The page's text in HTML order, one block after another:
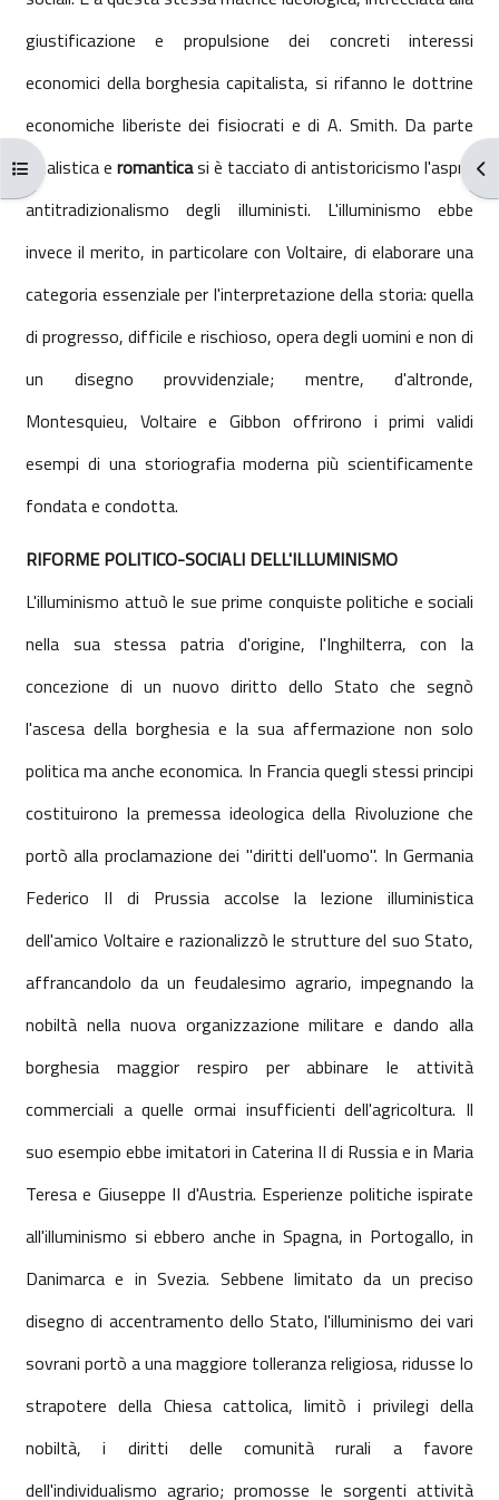
Apri indice del corso
giustificazione e propulsione dei concreti interessi
economici della borghesia capitalista, si rifanno le dottrine
economiche liberiste dei fisiocrati e di A. Smith. Da parte
idealistica e romanticasi è tacciato di antistoricismo l'aspro
antitradizionalismo degli illuministi. L'illuminismo ebbe
invece il merito, in particolare con Voltaire, di elaborare una
categoria essenziale per l'interpretazione della storia: quella
di progresso, difficile e rischioso, opera degli uomini e non di
un disegno provvidenziale; mentre, d'altronde,
Montesquieu, Voltaire e Gibbon offrirono i primi validi
esempi di una storiografia moderna più scientificamente
fondata e condotta.
RIFORME POLITICO-SOCIALI DELL'ILLUMINISMO
L'illuminismo attuò le sue prime conquiste politiche e sociali
nella sua stessa patria d'origine, l'Inghilterra, con la
concezione di un nuovo diritto dello Stato che segnò
l'ascesa della borghesia e la sua affermazione non solo
politica ma anche economica. In Francia quegli stessi principi
costituirono la premessa ideologica della Rivoluzione che
portò alla proclamazione dei "diritti dell'uomo". In Germania
Federico II di Prussia accolse la lezione illuministica
dell'amico Voltaire e razionalizzò le strutture del suo Stato,
affrancandolo da un feudalesimo agrario, impegnando la
nobiltà nella nuova organizzazione militare e dando alla
borghesia maggior respiro per abbinare le attività
commerciali a quelle ormai insufficienti dell'agricoltura. Il
suo esempio ebbe imitatori in Caterina II di Russia e in Maria
Teresa e Giuseppe II d'Austria. Esperienze politiche ispirate
all'illuminismo si ebbero anche in Spagna, in Portogallo, in
Danimarca e in Svezia. Sebbene limitato da un preciso
disegno di accentramento dello Stato, l'illuminismo dei vari
sovrani portò a una maggiore tolleranza religiosa, ridusse lo
strapotere della Chiesa cattolica, limitò i privilegi della
nobiltà, i diritti delle comunità rurali a favore
dell'individualismo agrario; promosse le sorgenti attività